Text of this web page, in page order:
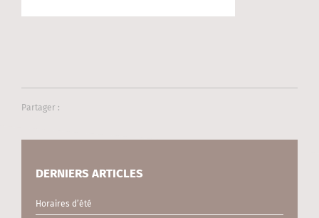
Partager :
DERNIERS ARTICLES
Horaires d’été